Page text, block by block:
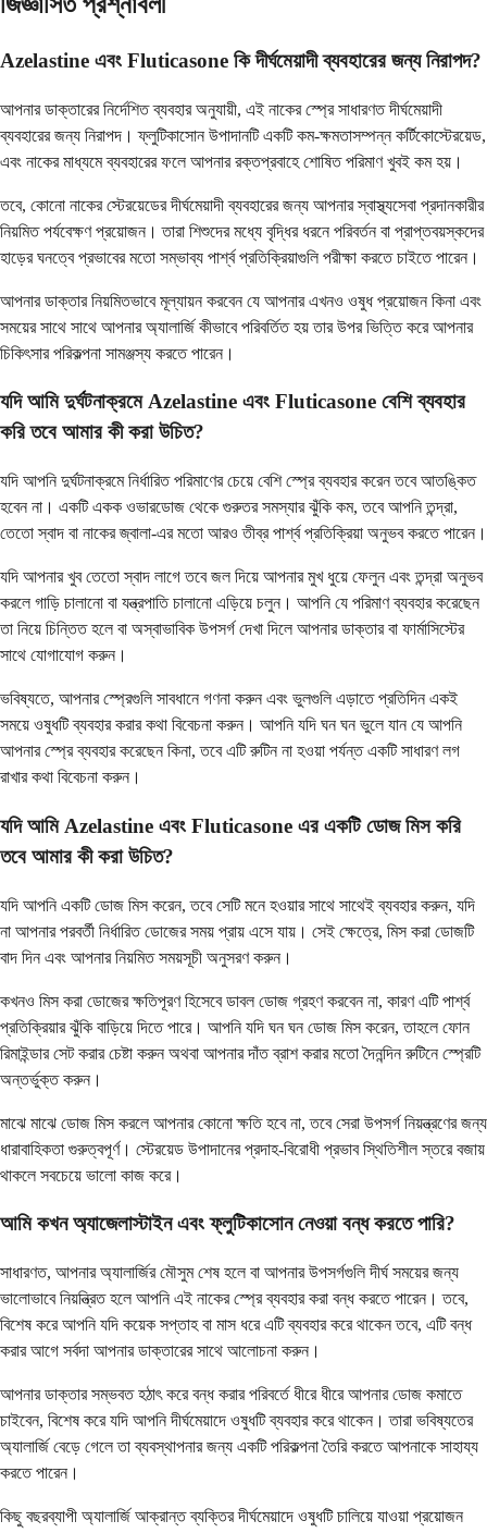
Azelastine এবং Fluticasone কি দীর্ঘমেয়াদী ব্যবহারের জন্য নিরাপদ?
আপনার ডাক্তারের নির্দেশিত ব্যবহার অনুযায়ী, এই নাকের স্প্রে সাধারণত দীর্ঘমেয়াদী
ব্যবহারের জন্য নিরাপদ। ফ্লুটিকাসোন উপাদানটি একটি কম-ক্ষমতাসম্পন্ন কর্টিকোস্টেরয়েড,
এবং নাকের মাধ্যমে ব্যবহারের ফলে আপনার রক্তপ্রবাহে শোষিত পরিমাণ খুবই কম হয়।
তবে, কোনো নাকের স্টেরয়েডের দীর্ঘমেয়াদী ব্যবহারের জন্য আপনার স্বাস্থ্যসেবা প্রদানকারীর
নিয়মিত পর্যবেক্ষণ প্রয়োজন। তারা শিশুদের মধ্যে বৃদ্ধির ধরনে পরিবর্তন বা প্রাপ্তবয়স্কদের
হাড়ের ঘনত্বে প্রভাবের মতো সম্ভাব্য পার্শ্ব প্রতিক্রিয়াগুলি পরীক্ষা করতে চাইতে পারেন।
আপনার ডাক্তার নিয়মিতভাবে মূল্যায়ন করবেন যে আপনার এখনও ওষুধ প্রয়োজন কিনা এবং
সময়ের সাথে সাথে আপনার অ্যালার্জি কীভাবে পরিবর্তিত হয় তার উপর ভিত্তি করে আপনার
চিকিৎসার পরিকল্পনা সামঞ্জস্য করতে পারেন।
যদি আমি দুর্ঘটনাক্রমে Azelastine এবং Fluticasone বেশি ব্যবহার
করি তবে আমার কী করা উচিত?
যদি আপনি দুর্ঘটনাক্রমে নির্ধারিত পরিমাণের চেয়ে বেশি স্প্রে ব্যবহার করেন তবে আতঙ্কিত
হবেন না। একটি একক ওভারডোজ থেকে গুরুতর সমস্যার ঝুঁকি কম, তবে আপনি তন্দ্রা,
তেতো স্বাদ বা নাকের জ্বালা-এর মতো আরও তীব্র পার্শ্ব প্রতিক্রিয়া অনুভব করতে পারেন।
যদি আপনার খুব তেতো স্বাদ লাগে তবে জল দিয়ে আপনার মুখ ধুয়ে ফেলুন এবং তন্দ্রা অনুভব
করলে গাড়ি চালানো বা যন্ত্রপাতি চালানো এড়িয়ে চলুন। আপনি যে পরিমাণ ব্যবহার করেছেন
তা নিয়ে চিন্তিত হলে বা অস্বাভাবিক উপসর্গ দেখা দিলে আপনার ডাক্তার বা ফার্মাসিস্টের
সাথে যোগাযোগ করুন।
ভবিষ্যতে, আপনার স্প্রেগুলি সাবধানে গণনা করুন এবং ভুলগুলি এড়াতে প্রতিদিন একই
সময়ে ওষুধটি ব্যবহার করার কথা বিবেচনা করুন। আপনি যদি ঘন ঘন ভুলে যান যে আপনি
আপনার স্প্রে ব্যবহার করেছেন কিনা, তবে এটি রুটিন না হওয়া পর্যন্ত একটি সাধারণ লগ
রাখার কথা বিবেচনা করুন।
যদি আমি Azelastine এবং Fluticasone এর একটি ডোজ মিস করি
তবে আমার কী করা উচিত?
যদি আপনি একটি ডোজ মিস করেন, তবে সেটি মনে হওয়ার সাথে সাথেই ব্যবহার করুন, যদি
না আপনার পরবর্তী নির্ধারিত ডোজের সময় প্রায় এসে যায়। সেই ক্ষেত্রে, মিস করা ডোজটি
বাদ দিন এবং আপনার নিয়মিত সময়সূচী অনুসরণ করুন।
কখনও মিস করা ডোজের ক্ষতিপূরণ হিসেবে ডাবল ডোজ গ্রহণ করবেন না, কারণ এটি পার্শ্ব
প্রতিক্রিয়ার ঝুঁকি বাড়িয়ে দিতে পারে। আপনি যদি ঘন ঘন ডোজ মিস করেন, তাহলে ফোন
রিমাইন্ডার সেট করার চেষ্টা করুন অথবা আপনার দাঁত ব্রাশ করার মতো দৈনন্দিন রুটিনে স্প্রেটি
অন্তর্ভুক্ত করুন।
মাঝে মাঝে ডোজ মিস করলে আপনার কোনো ক্ষতি হবে না, তবে সেরা উপসর্গ নিয়ন্ত্রণের জন্য
ধারাবাহিকতা গুরুত্বপূর্ণ। স্টেরয়েড উপাদানের প্রদাহ-বিরোধী প্রভাব স্থিতিশীল স্তরে বজায়
থাকলে সবচেয়ে ভালো কাজ করে।
আমি কখন অ্যাজেলাস্টাইন এবং ফ্লুটিকাসোন নেওয়া বন্ধ করতে পারি?
সাধারণত, আপনার অ্যালার্জির মৌসুম শেষ হলে বা আপনার উপসর্গগুলি দীর্ঘ সময়ের জন্য
ভালোভাবে নিয়ন্ত্রিত হলে আপনি এই নাকের স্প্রে ব্যবহার করা বন্ধ করতে পারেন। তবে,
বিশেষ করে আপনি যদি কয়েক সপ্তাহ বা মাস ধরে এটি ব্যবহার করে থাকেন তবে, এটি বন্ধ
করার আগে সর্বদা আপনার ডাক্তারের সাথে আলোচনা করুন।
আপনার ডাক্তার সম্ভবত হঠাৎ করে বন্ধ করার পরিবর্তে ধীরে ধীরে আপনার ডোজ কমাতে
চাইবেন, বিশেষ করে যদি আপনি দীর্ঘমেয়াদে ওষুধটি ব্যবহার করে থাকেন। তারা ভবিষ্যতের
অ্যালার্জি বেড়ে গেলে তা ব্যবস্থাপনার জন্য একটি পরিকল্পনা তৈরি করতে আপনাকে সাহায্য
করতে পারেন।
কিছু বছরব্যাপী অ্যালার্জি আক্রান্ত ব্যক্তির দীর্ঘমেয়াদে ওষুধটি চালিয়ে যাওয়া প্রয়োজন